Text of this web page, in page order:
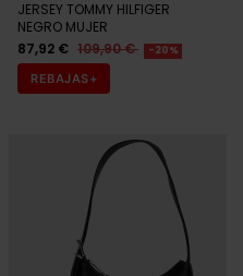
87,92 € 109,90 € -20%
REBAJAS+